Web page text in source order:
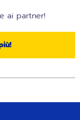
ai partner!